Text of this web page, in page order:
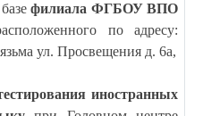
филиала ФГБОУ ВПО
по адресу:
ул. Просвещения д. 6а,
иностранных